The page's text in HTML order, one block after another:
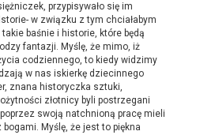
przypisywało się im
w związku z tym chciałabym
baśnie i historie, które będą
fantazji. Myślę, że mimo, iż
codziennego, to kiedy widzimy
w nas iskierkę dziecinnego
znana historyczka sztuki,
złotnicy byli postrzegani
swoją natchnioną pracę mieli
Myślę, że jest to piękna